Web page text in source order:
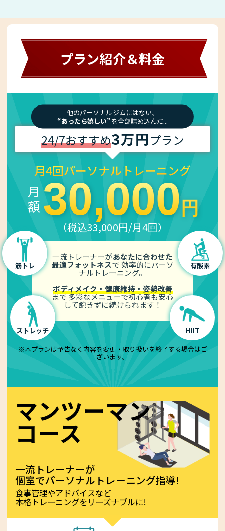
プラン紹介＆料金
他のパーソナルジムにはない、
“あったら嬉しい”を全部詰め込んだ...
24/7おすすめ3万円プラン
月4回パーソナルトレーニング
月 額30,000円
（税込33,000円/月4回）
一流トレーナーがあなたに合わせた
最適フォットネスで効率的にパーソ
ナルトレーニング。
ボディメイク・健康維持・姿勢改善
まで多彩なメニューで初心者も安心
して飽きずに続けられます！
筋トレ
ストレッチ
有酸素
HIIT
※本プランは予告なく内容を変更・取り扱いを終了する場合はご
ざいます。
マンツーマン
コース
一流トレーナーが
個室でパーソナルトレーニング指導!
食事管理やアドバイスなど
本格トレーニングをリーズナブルに!